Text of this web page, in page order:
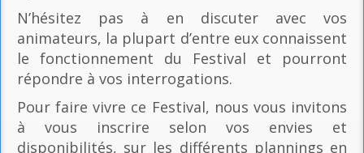
N’hésitez pas à en discuter avec vos
animateurs, la plupart d’entre eux connaissent
le fonctionnement du Festival et pourront
répondre à vos interrogations.
Pour faire vivre ce Festival, nous vous invitons
à vous inscrire selon vos envies et
disponibilités, sur les différents plannings en